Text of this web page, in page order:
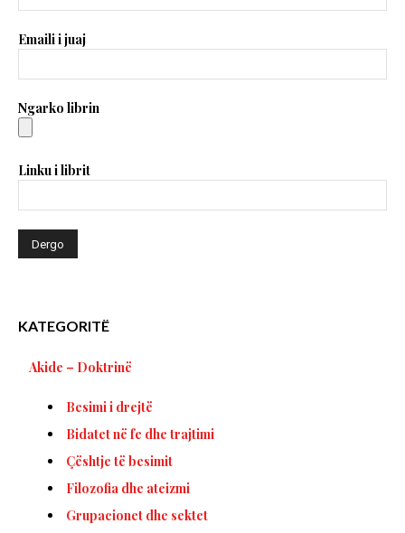
Emaili i juaj
Ngarko librin
Linku i librit
KATEGORITË
Akide – Doktrinë
Besimi i drejtë
Bidatet në fe dhe trajtimi
Çështje të besimit
Filozofia dhe ateizmi
Grupacionet dhe sektet